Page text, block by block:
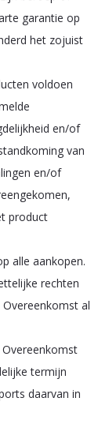
garantie op
het zojuist
voldoen
en/of
van
en/of
product
alle aankopen.
rechten
al
termijn
daarvan in